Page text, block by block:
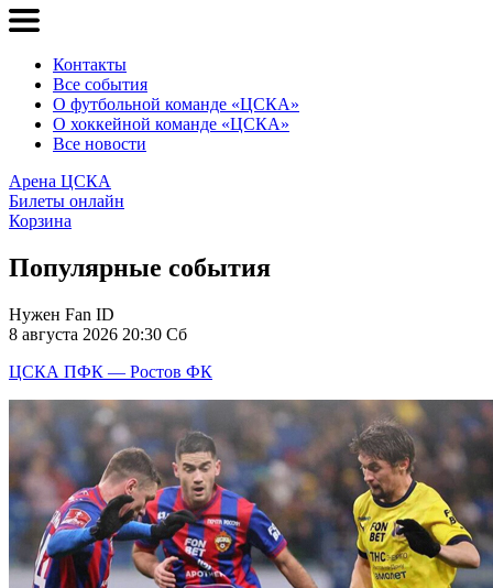
Контакты
Все события
О футбольной команде «ЦСКА»
О хоккейной команде «ЦСКА»
Все новости
Арена ЦСКА
Билеты онлайн
Корзина
Популярные события
Нужен Fan ID
8 августа 2026 20:30 Сб
ЦСКА ПФК — Ростов ФК